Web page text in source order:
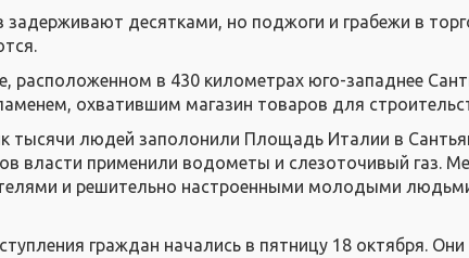
десятками, но поджоги и грабежи в
расположенном в 430 километрах юго-западнее
охватившим магазин товаров для
тысячи людей заполонили Площадь Италии в
власти применили водометы и слезоточивый газ.
и решительно настроенными молодыми
граждан начались в пятницу 18 октября.